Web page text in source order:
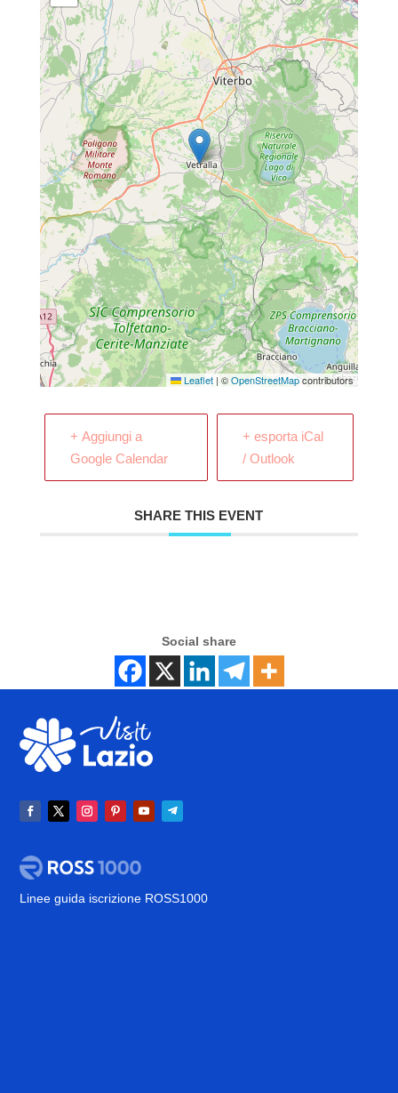
Leaflet | ©OpenStreetMapcontributors
+ Aggiungi a
Google Calendar
+ esporta iCal
/ Outlook
SHARE THIS EVENT
Social share
Linee guida iscrizione ROSS1000